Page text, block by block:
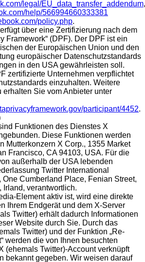
legal/EU_data_transfer_addendum,
help/566994660333381
policy.php.
über eine Zertifizierung nach dem
Framework“ (DPF). Der DPF ist ein
der Europäischen Union und den
europäischer Datenschutzstandards
in den USA gewährleisten soll.
zertifizierte Unternehmen verpflichtet
einzuhalten. Weitere
erhalten Sie vom Anbieter unter
participant/4452.
Funktionen des Dienstes X
Diese Funktionen werden
Mutterkonzern X Corp., 1355 Market
Francisco, CA 94103, USA. Für die
außerhalb der USA lebenden
Twitter International
One Cumberland Place, Fenian Street,
Irland, verantwortlich.
Element aktiv ist, wird eine direkte
Ihrem Endgerät und dem X-Server
Twitter) erhält dadurch Informationen
Website durch Sie. Durch das
Twitter) und der Funktion „Re-
werden die von Ihnen besuchten
(ehemals Twitter)-Account verknüpft
bekannt gegeben. Wir weisen darauf